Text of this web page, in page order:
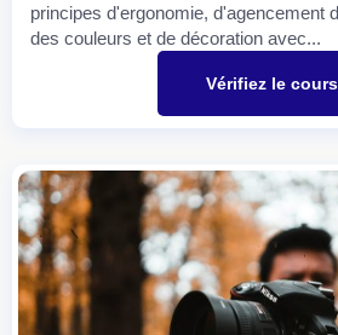
principes d'ergonomie, d'agencement
des couleurs et de décoration avec...
Vérifiez le cours